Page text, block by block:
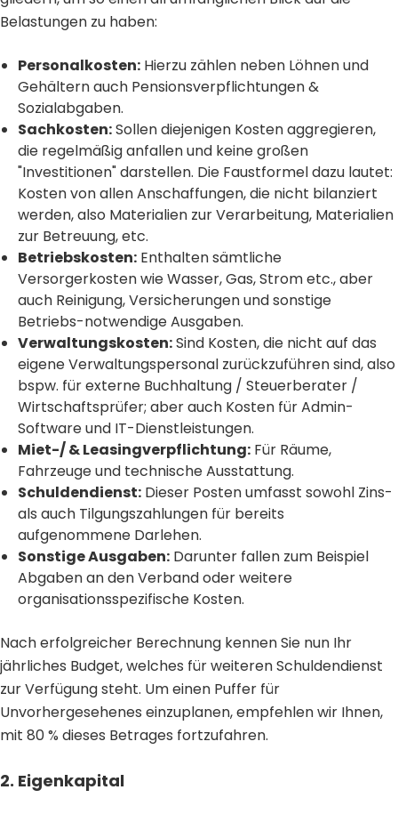
Belastungen zu haben:
Personalkosten: Hierzu zählen neben Löhnen und
Gehältern auch Pensionsverpflichtungen &
Sozialabgaben.
Sachkosten:Sollen diejenigen Kosten aggregieren,
die regelmäßig anfallen und keine großen
"Investitionen" darstellen. Die Faustformel dazu lautet:
Kosten von allen Anschaffungen, die nicht bilanziert
werden, also Materialien zur Verarbeitung, Materialien
zur Betreuung, etc.
Betriebskosten: Enthalten sämtliche
Versorgerkosten wie Wasser, Gas, Strom etc., aber
auch Reinigung, Versicherungen und sonstige
Betriebs-notwendige Ausgaben.
Verwaltungskosten:Sind Kosten, die nicht auf das
eigene Verwaltungspersonal zurückzuführen sind, also
bspw. für externe Buchhaltung / Steuerberater /
Wirtschaftsprüfer; aber auch Kosten für Admin-
Software und IT-Dienstleistungen.
Miet-/ & Leasingverpflichtung: Für Räume,
Fahrzeuge und technische Ausstattung.
Schuldendienst: Dieser Posten umfasst sowohl Zins-
als auch Tilgungszahlungen für bereits
aufgenommene Darlehen.
Sonstige Ausgaben: Darunter fallen zum Beispiel
Abgaben an den Verband oder weitere
organisationsspezifische Kosten.
Nach erfolgreicher Berechnung kennen Sie nun Ihr
jährliches Budget, welches für weiteren Schuldendienst
zur Verfügung steht. Um einen Puffer für
Unvorhergesehenes einzuplanen, empfehlen wir Ihnen,
mit 80 % dieses Betrages fortzufahren.
2. Eigenkapital